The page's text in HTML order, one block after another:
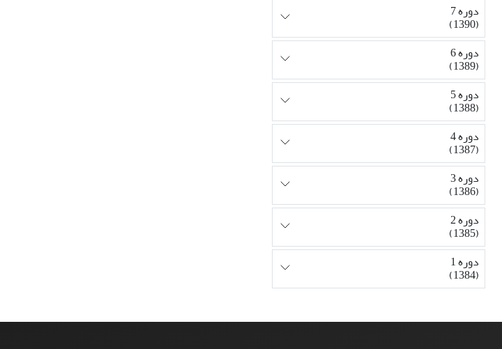
دوره 7
(1390)
دوره 6
(1389)
دوره 5
(1388)
دوره 4
(1387)
دوره 3
(1386)
دوره 2
(1385)
دوره 1
(1384)